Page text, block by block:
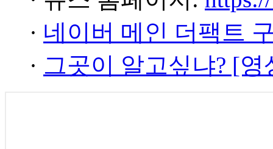
· 네이버 메인 더팩트
· 그곳이 알고싶냐? [